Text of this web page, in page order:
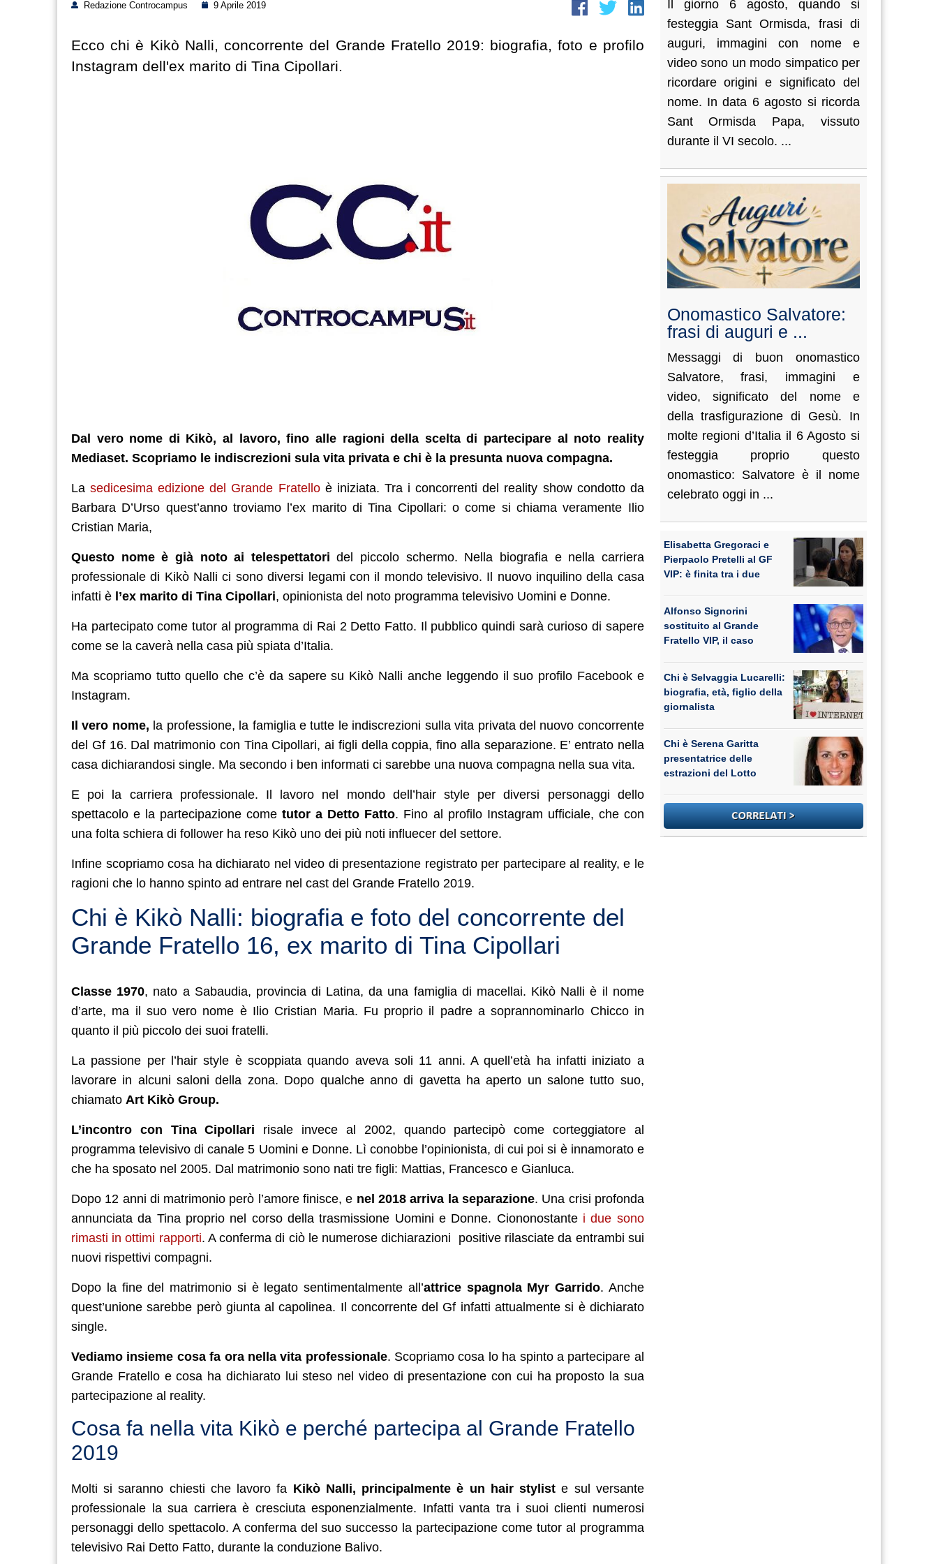
Redazione Controcampus 9 Aprile 2019
Ecco chi è Kikò Nalli, concorrente del Grande Fratello 2019: biografia, foto e profilo
Instagram dell'ex marito di Tina Cipollari.
Dal vero nome di Kikò, al lavoro, fino alle ragioni della scelta di partecipare al noto reality
Mediaset. Scopriamo le indiscrezioni sula vita privata e chi è la presunta nuova compagna.
Lasedicesima edizione del Grande Fratelloè iniziata. Tra i concorrenti del reality show condotto da
Barbara D’Urso quest’anno troviamo l’ex marito di Tina Cipollari: o come si chiama veramente Ilio
Cristian Maria,
Questo nome è già noto ai telespettatori del piccolo schermo. Nella biografia e nella carriera
professionale di Kikò Nalli ci sono diversi legami con il mondo televisivo. Il nuovo inquilino della casa
infatti è l’ex marito di Tina Cipollari, opinionista del noto programma televisivo Uomini e Donne.
Ha partecipato come tutor al programma di Rai 2 Detto Fatto. Il pubblico quindi sarà curioso di sapere
come se la caverà nella casa più spiata d’Italia.
Ma scopriamo tutto quello che c’è da sapere su Kikò Nalli anche leggendo il suo profilo Facebook e
Instagram.
Il vero nome, la professione, la famiglia e tutte le indiscrezioni sulla vita privata del nuovo concorrente
del Gf 16. Dal matrimonio con Tina Cipollari, ai figli della coppia, fino alla separazione. E’ entrato nella
casa dichiarandosi single. Ma secondo i ben informati ci sarebbe una nuova compagna nella sua vita.
E poi la carriera professionale. Il lavoro nel mondo dell’hair style per diversi personaggi dello
spettacolo e la partecipazione cometutor a Detto Fatto. Fino al profilo Instagram ufficiale, che con
una folta schiera di follower ha reso Kikò uno dei più noti influecer del settore.
Infine scopriamo cosa ha dichiarato nel video di presentazione registrato per partecipare al reality, e le
ragioni che lo hanno spinto ad entrare nel cast del Grande Fratello 2019.
Chi è Kikò Nalli: biografia e foto del concorrente del
Grande Fratello 16, ex marito di Tina Cipollari
Classe 1970, nato a Sabaudia, provincia di Latina, da una famiglia di macellai. Kikò Nalli è il nome
d’arte, ma il suo vero nome è Ilio Cristian Maria. Fu proprio il padre a soprannominarlo Chicco in
quanto il più piccolo dei suoi fratelli.
La passione per l’hair style è scoppiata quando aveva soli 11 anni. A quell’età ha infatti iniziato a
lavorare in alcuni saloni della zona. Dopo qualche anno di gavetta ha aperto un salone tutto suo,
chiamato Art Kikò Group.
L’incontro con Tina Cipollari risale invece al 2002, quando partecipò come corteggiatore al
programma televisivo di canale 5 Uomini e Donne. Lì conobbe l’opinionista, di cui poi si è innamorato e
che ha sposato nel 2005. Dal matrimonio sono nati tre figli: Mattias, Francesco e Gianluca.
Dopo 12 anni di matrimonio però l’amore finisce, e nel 2018 arriva la separazione. Una crisi profonda
annunciata da Tina proprio nel corso della trasmissione Uomini e Donne. Ciononostante i due sono
rimasti in ottimi rapporti. A conferma di ciò le numerose dichiarazioni positive rilasciate da entrambi sui
nuovi rispettivi compagni.
Dopo la fine del matrimonio si è legato sentimentalmente all’attrice spagnola Myr Garrido. Anche
quest’unione sarebbe però giunta al capolinea. Il concorrente del Gf infatti attualmente si è dichiarato
single.
Vediamo insieme cosa fa ora nella vita professionale. Scopriamo cosa lo ha spinto a partecipare al
Grande Fratello e cosa ha dichiarato lui steso nel video di presentazione con cui ha proposto la sua
partecipazione al reality.
Cosa fa nella vita Kikò e perché partecipa al Grande Fratello
2019
Molti si saranno chiesti che lavoro fa Kikò Nalli, principalmente è un hair stylist e sul versante
professionale la sua carriera è cresciuta esponenzialmente. Infatti vanta tra i suoi clienti numerosi
personaggi dello spettacolo. A conferma del suo successo la partecipazione come tutor al programma
televisivo Rai Detto Fatto, durante la conduzione Balivo.
Il giorno 6 agosto, quando si
festeggia Sant Ormisda, frasi di
auguri, immagini con nome e
video sono un modo simpatico per
ricordare origini e significato del
nome. In data 6 agosto si ricorda
Sant Ormisda Papa, vissuto
durante il VI secolo. ...
Onomastico Salvatore:
frasi di auguri e ...
Messaggi di buon onomastico
Salvatore, frasi, immagini e
video, significato del nome e
della trasfigurazione di Gesù. In
molte regioni d’Italia il 6 Agosto si
festeggia proprio questo
onomastico: Salvatore è il nome
celebrato oggi in ...
Elisabetta Gregoraci e
Pierpaolo Pretelli al GF
VIP: è finita tra i due
Alfonso Signorini
sostituito al Grande
Fratello VIP, il caso
Chi è Selvaggia Lucarelli:
biografia, età, figlio della
giornalista
Chi è Serena Garitta
presentatrice delle
estrazioni del Lotto